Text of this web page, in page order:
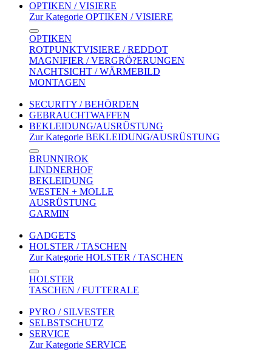
OPTIKEN / VISIERE
Zur Kategorie OPTIKEN / VISIERE
OPTIKEN
ROTPUNKTVISIERE / REDDOT
MAGNIFIER / VERGRÖ?ERUNGEN
NACHTSICHT / WÄRMEBILD
MONTAGEN
SECURITY / BEHÖRDEN
GEBRAUCHTWAFFEN
BEKLEIDUNG/AUSRÜSTUNG
Zur Kategorie BEKLEIDUNG/AUSRÜSTUNG
BRUNNIROK
LINDNERHOF
BEKLEIDUNG
WESTEN + MOLLE
AUSRÜSTUNG
GARMIN
GADGETS
HOLSTER / TASCHEN
Zur Kategorie HOLSTER / TASCHEN
HOLSTER
TASCHEN / FUTTERALE
PYRO / SILVESTER
SELBSTSCHUTZ
SERVICE
Zur Kategorie SERVICE